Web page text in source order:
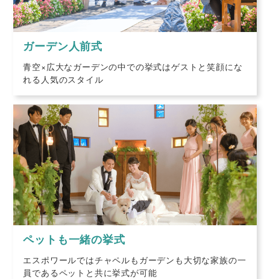
ガーデン人前式
青空×広大なガーデンの中での挙式はゲストと笑顔にな
れる人気のスタイル
ペットも一緒の挙式
エスポワールではチャペルもガーデンも大切な家族の一
員であるペットと共に挙式が可能